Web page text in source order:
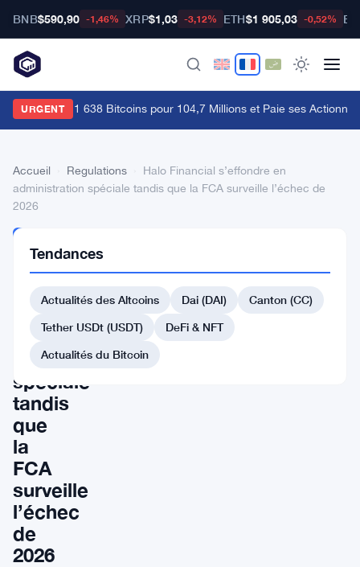
BNB$590,90 -1,46% XRP$1,03 -3,12% ETH$1 905,03 -0,52%
URGENT
Vend 1 638 Bitcoins pour 104,7 Millions et Paie ses
Accueil Regulations
Halo Financial s’effondre en
administration spéciale tandis que la FCA surveille l’échec de
2026
Halo
Financial
administration
spéciale
tandis
que
la
FCA
surveille
l’échec
de
2026
Tendances
Actualités des Altcoins Dai (DAI)
Canton (CC)
Tether USDt (USDT)
DeFi & NFT
Actualités du Bitcoin